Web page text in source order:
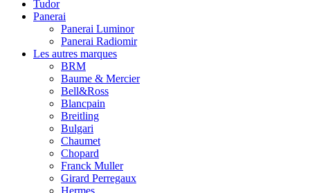
Tudor
Panerai
Panerai Luminor
Panerai Radiomir
Les autres marques
BRM
Baume & Mercier
Bell&Ross
Blancpain
Breitling
Bulgari
Chaumet
Chopard
Franck Muller
Girard Perregaux